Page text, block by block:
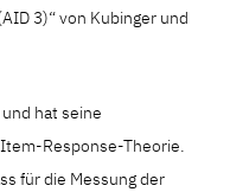
3)“ von Kubinger und
hat seine
Response-Theorie.
für die Messung der